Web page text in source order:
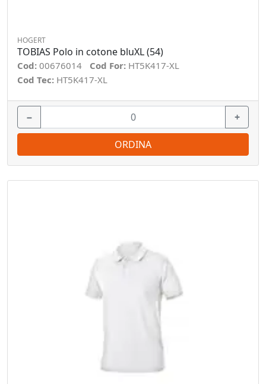
HOGERT
TOBIAS Polo in cotone bluXL (54)
Cod: 00676014 Cod For: HT5K417-XL
Cod Tec: HT5K417-XL
− +
ORDINA